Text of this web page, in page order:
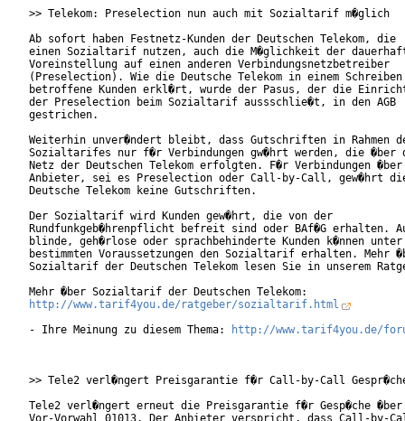
>> Telekom: Preselection nun auch mit Sozialtarif m�glich
Ab sofort haben Festnetz-Kunden der Deutschen Telekom, die
einen Sozialtarif nutzen, auch die M�glichkeit der
Voreinstellung auf einen anderen Verbindungsnetzbetreiber
(Preselection). Wie die Deutsche Telekom in einem Schreiben
betroffene Kunden erkl�rt, wurde der Pasus, der die
der Preselection beim Sozialtarif aussschlie�t, in den AGB
gestrichen.
Weiterhin unver�ndert bleibt, dass Gutschriften in Rahmen
Sozialtarifes nur f�r Verbindungen gw�hrt werden, die �ber
Netz der Deutschen Telekom erfolgten. F�r Verbindungen �ber
Anbieter, sei es Preselection oder Call-by-Call, gew�hrt
Deutsche Telekom keine Gutschriften.
Der Sozialtarif wird Kunden gew�hrt, die von der
Rundfunkgeb�hrenpflicht befreit sind oder BAf�G erhalten.
blinde, geh�rlose oder sprachbehinderte Kunden k�nnen unter
bestimmten Voraussetzungen den Sozialtarif erhalten. Mehr
Sozialtarif der Deutschen Telekom lesen Sie in unserem
http://www.tarif4you.de/ratgeber/sozialtarif.html
- Ihre Meinung zu diesem Thema:
http://www.tarif4you.de/
>> Tele2 verl�ngert Preisgarantie f�r Call-by-Call
Tele2 verl�ngert erneut die Preisgarantie f�r Gesp�che
Vor-Vorwahl 01013. Der Anbieter verspricht, dass Call-by-